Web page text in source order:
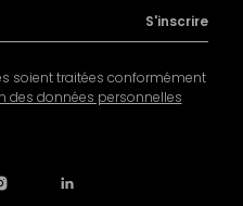
soient traitées conformément
des données personnelles
S'inscrire